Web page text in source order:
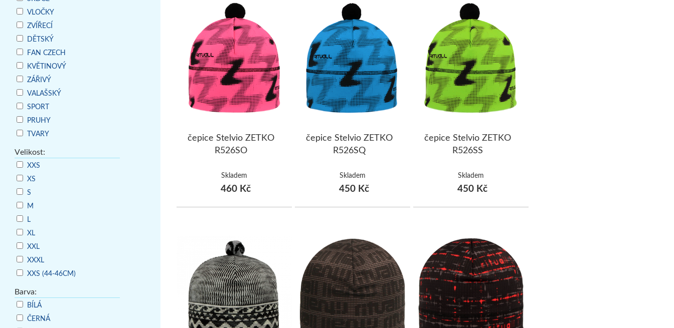
ŠUMAVA
JAVORNÍKY
VYSOKÉ TATRY
VLOČKY
ZVÍŘECÍ
DĚTSKÝ
FAN CZECH
KVĚTINOVÝ
ZÁŘIVÝ
VALAŠSKÝ
SPORT
PRUHY
TVARY
Velikost:
XXS
XS
S
M
L
XL
XXL
XXXL
XXS (44-46CM)
Barva:
BÍLÁ
ČERNÁ
čepice Stelvio ZETKO
R526SO
Skladem
460 Kč
čepice Stelvio ZETKO
R526SQ
Skladem
450 Kč
čepice Stelvio ZETKO
R526SS
Skladem
450 Kč